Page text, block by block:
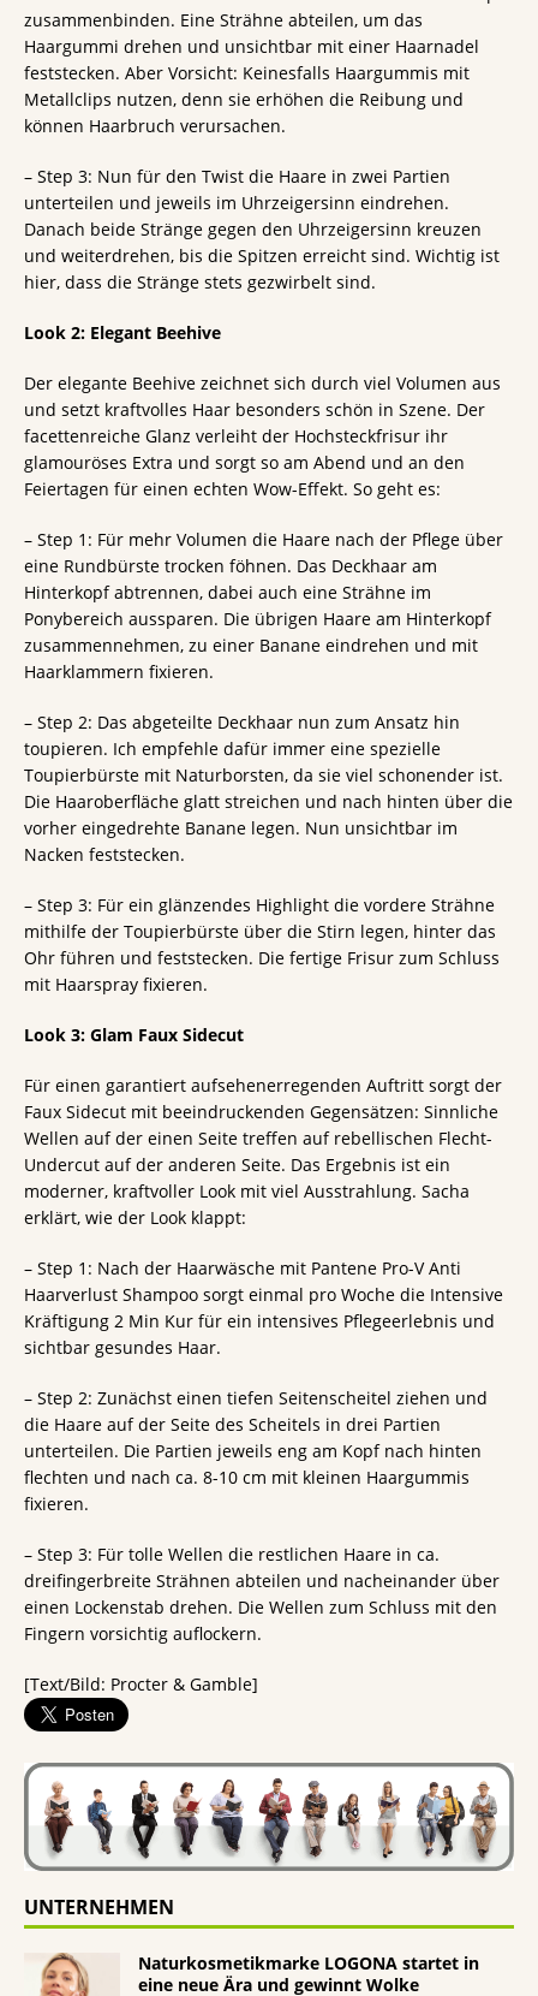
zusammenbinden. Eine Strähne abteilen, um das
Haargummi drehen und unsichtbar mit einer Haarnadel
feststecken. Aber Vorsicht: Keinesfalls Haargummis mit
Metallclips nutzen, denn sie erhöhen die Reibung und
können Haarbruch verursachen.
– Step 3: Nun für den Twist die Haare in zwei Partien
unterteilen und jeweils im Uhrzeigersinn eindrehen.
Danach beide Stränge gegen den Uhrzeigersinn kreuzen
und weiterdrehen, bis die Spitzen erreicht sind. Wichtig ist
hier, dass die Stränge stets gezwirbelt sind.
Look 2: Elegant Beehive
Der elegante Beehive zeichnet sich durch viel Volumen aus
und setzt kraftvolles Haar besonders schön in Szene. Der
facettenreiche Glanz verleiht der Hochsteckfrisur ihr
glamouröses Extra und sorgt so am Abend und an den
Feiertagen für einen echten Wow-Effekt. So geht es:
– Step 1: Für mehr Volumen die Haare nach der Pflege über
eine Rundbürste trocken föhnen. Das Deckhaar am
Hinterkopf abtrennen, dabei auch eine Strähne im
Ponybereich aussparen. Die übrigen Haare am Hinterkopf
zusammennehmen, zu einer Banane eindrehen und mit
Haarklammern fixieren.
– Step 2: Das abgeteilte Deckhaar nun zum Ansatz hin
toupieren. Ich empfehle dafür immer eine spezielle
Toupierbürste mit Naturborsten, da sie viel schonender ist.
Die Haaroberfläche glatt streichen und nach hinten über die
vorher eingedrehte Banane legen. Nun unsichtbar im
Nacken feststecken.
– Step 3: Für ein glänzendes Highlight die vordere Strähne
mithilfe der Toupierbürste über die Stirn legen, hinter das
Ohr führen und feststecken. Die fertige Frisur zum Schluss
mit Haarspray fixieren.
Look 3: Glam Faux Sidecut
Für einen garantiert aufsehenerregenden Auftritt sorgt der
Faux Sidecut mit beeindruckenden Gegensätzen: Sinnliche
Wellen auf der einen Seite treffen auf rebellischen Flecht-
Undercut auf der anderen Seite. Das Ergebnis ist ein
moderner, kraftvoller Look mit viel Ausstrahlung. Sacha
erklärt, wie der Look klappt:
– Step 1: Nach der Haarwäsche mit Pantene Pro-V Anti
Haarverlust Shampoo sorgt einmal pro Woche die Intensive
Kräftigung 2 Min Kur für ein intensives Pflegeerlebnis und
sichtbar gesundes Haar.
– Step 2: Zunächst einen tiefen Seitenscheitel ziehen und
die Haare auf der Seite des Scheitels in drei Partien
unterteilen. Die Partien jeweils eng am Kopf nach hinten
flechten und nach ca. 8-10 cm mit kleinen Haargummis
fixieren.
– Step 3: Für tolle Wellen die restlichen Haare in ca.
dreifingerbreite Strähnen abteilen und nacheinander über
einen Lockenstab drehen. Die Wellen zum Schluss mit den
Fingern vorsichtig auflockern.
[Text/Bild: Procter & Gamble]
UNTERNEHMEN
Naturkosmetikmarke LOGONA startet in
eine neue Ära und gewinnt Wolke